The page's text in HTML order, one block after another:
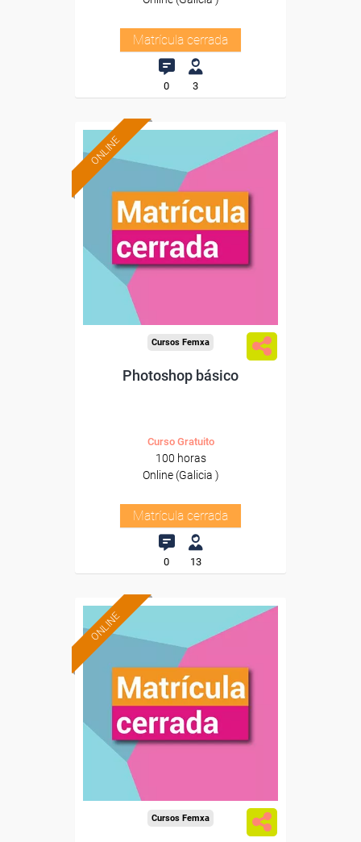
Matrícula cerrada
0 3
ONLINE
Cursos Femxa
Photoshop básico
Curso Gratuito
100 horas
Online (Galicia )
Matrícula cerrada
0 13
ONLINE
Cursos Femxa